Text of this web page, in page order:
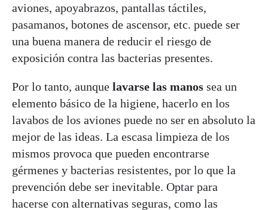
aviones, apoyabrazos, pantallas táctiles,
pasamanos, botones de ascensor, etc. puede ser
una buena manera de reducir el riesgo de
exposición contra las bacterias presentes.
Por lo tanto, aunque lavarse las manos sea un
elemento básico de la higiene, hacerlo en los
lavabos de los aviones puede no ser en absoluto la
mejor de las ideas. La escasa limpieza de los
mismos provoca que pueden encontrarse
gérmenes y bacterias resistentes, por lo que la
prevención debe ser inevitable. Optar para
hacerse con alternativas seguras, como las